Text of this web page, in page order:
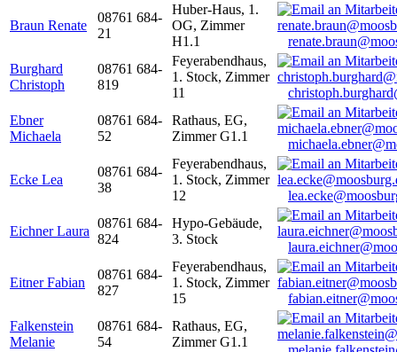
Braun Renate
08761 684-
21
Huber-Haus, 1.
OG, Zimmer
H1.1
Burghard
Christoph
08761 684-
819
Feyerabendhaus,
1. Stock, Zimmer
11
Ebner
Michaela
08761 684-
52
Rathaus, EG,
Zimmer G1.1
Ecke Lea
08761 684-
38
Feyerabendhaus,
1. Stock, Zimmer
12
Eichner Laura
08761 684-
824
Hypo-Gebäude,
3. Stock
Eitner Fabian
08761 684-
827
Feyerabendhaus,
1. Stock, Zimmer
15
Falkenstein
Melanie
08761 684-
54
Rathaus, EG,
Zimmer G1.1